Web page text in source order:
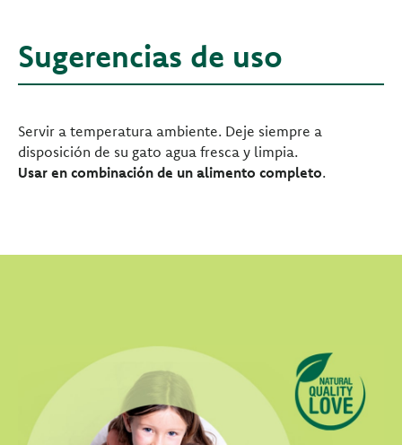
Sugerencias de uso
Servir a temperatura ambiente. Deje siempre a
disposición de su gato agua fresca y limpia.
Usar en combinación de un alimento completo.